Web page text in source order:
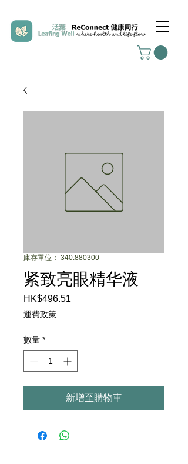
庫存單位： 340.880300
紧致亮眼精华液
HK$496.51
運費政策
數量 *
新增至購物車